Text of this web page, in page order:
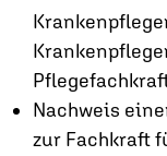
Nachweis
zur Fachkraft